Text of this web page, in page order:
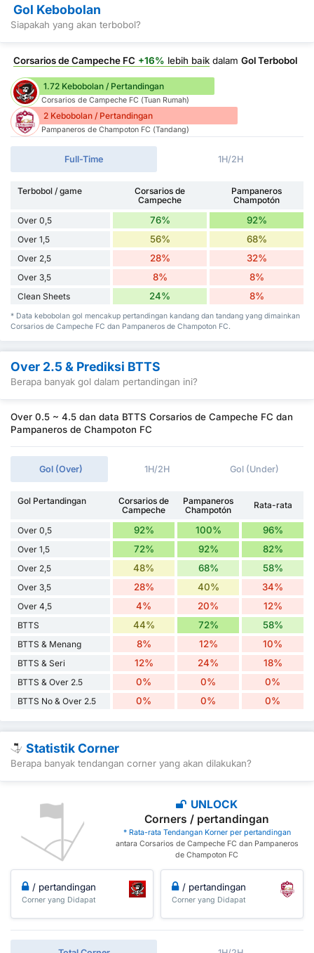
Gol Kebobolan
Siapakah yang akan terbobol?
Corsarios de Campeche FC +16% lebih baik dalam Gol Terbobol
1.72 Kebobolan / Pertandingan
Corsarios de Campeche FC (Tuan Rumah)
2 Kebobolan / Pertandingan
Pampaneros de Champoton FC (Tandang)
Full-Time 1H/2H
Terbobol / game
Corsarios de
Campeche
Pampaneros
Champotón
Over 0,5
76% 92%
Over 1,5 56% 68%
Over 2,5 28% 32%
Over 3,5 8% 8%
Clean Sheets 24% 8%
* Data kebobolan gol mencakup pertandingan kandang dan tandang yang dimainkan
Corsarios de Campeche FC dan Pampaneros de Champoton FC.
Over 2.5 & Prediksi BTTS
Berapa banyak gol dalam pertandingan ini?
Over 0.5 ~ 4.5 dan data BTTS Corsarios de Campeche FC dan
Pampaneros de Champoton FC
Gol (Over) 1H/2H Gol (Under)
Gol Pertandingan
Corsarios de
Campeche
Pampaneros
Champotón
Rata-rata
Over 0,5 92% 100% 96%
Over 1,5 72% 92% 82%
Over 2,5 48% 68% 58%
Over 3,5 28% 40% 34%
Over 4,5 4% 20% 12%
BTTS 44% 72% 58%
BTTS & Menang 8% 12% 10%
BTTS & Seri 12% 24% 18%
BTTS & Over 2.5 0% 0% 0%
BTTS No & Over 2.5 0% 0% 0%
Statistik Corner
Berapa banyak tendangan corner yang akan dilakukan?
UNLOCK
Corners / pertandingan
* Rata-rata Tendangan Korner per pertandingan
antara Corsarios de Campeche FC dan Pampaneros
de Champoton FC
/ pertandingan
Corner yang Didapat
/ pertandingan
Corner yang Didapat